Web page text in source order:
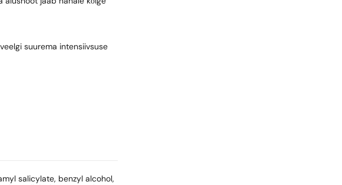
suurema intensiivsuse
salicylate, benzyl alcohol,